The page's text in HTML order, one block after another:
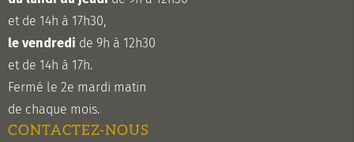
et de 14h à 17h30,
le vendredi de 9h à 12h30
et de 14h à 17h.
Fermé le 2e mardi matin
de chaque mois.
CONTACTEZ-NOUS